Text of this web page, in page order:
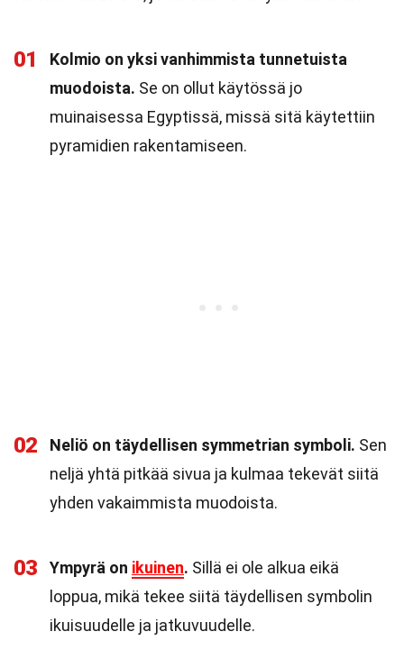
01
Kolmio on yksi vanhimmista tunnetuista
muodoista. Se on ollut käytössä jo
muinaisessa Egyptissä, missä sitä käytettiin
pyramidien rakentamiseen.
02 Neliö on täydellisen symmetrian symboli. Sen
neljä yhtä pitkää sivua ja kulmaa tekevät siitä
yhden vakaimmista muodoista.
03 Ympyrä on ikuinen. Sillä ei ole alkua eikä
loppua, mikä tekee siitä täydellisen symbolin
ikuisuudelle ja jatkuvuudelle.